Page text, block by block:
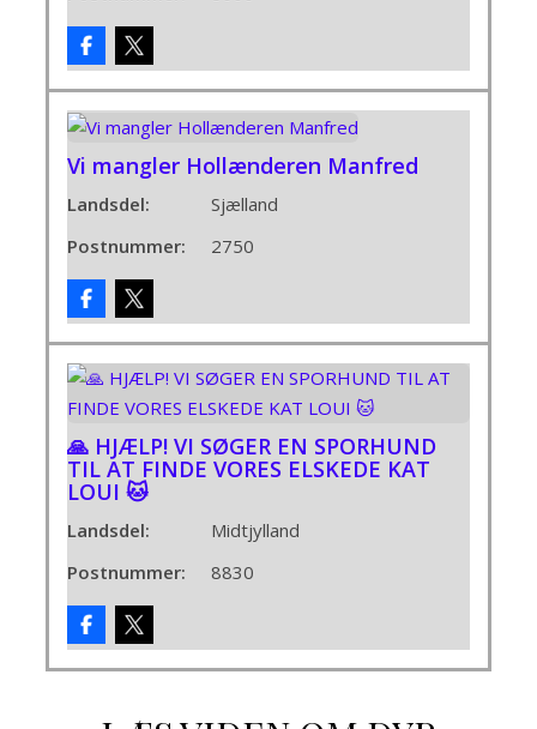
Vi mangler Hollænderen Manfred
Landsdel:
Sjælland
Postnummer:
2750
🙏 HJÆLP! VI SØGER EN SPORHUND
TIL AT FINDE VORES ELSKEDE KAT
LOUI 🐱
Landsdel:
Midtjylland
Postnummer:
8830